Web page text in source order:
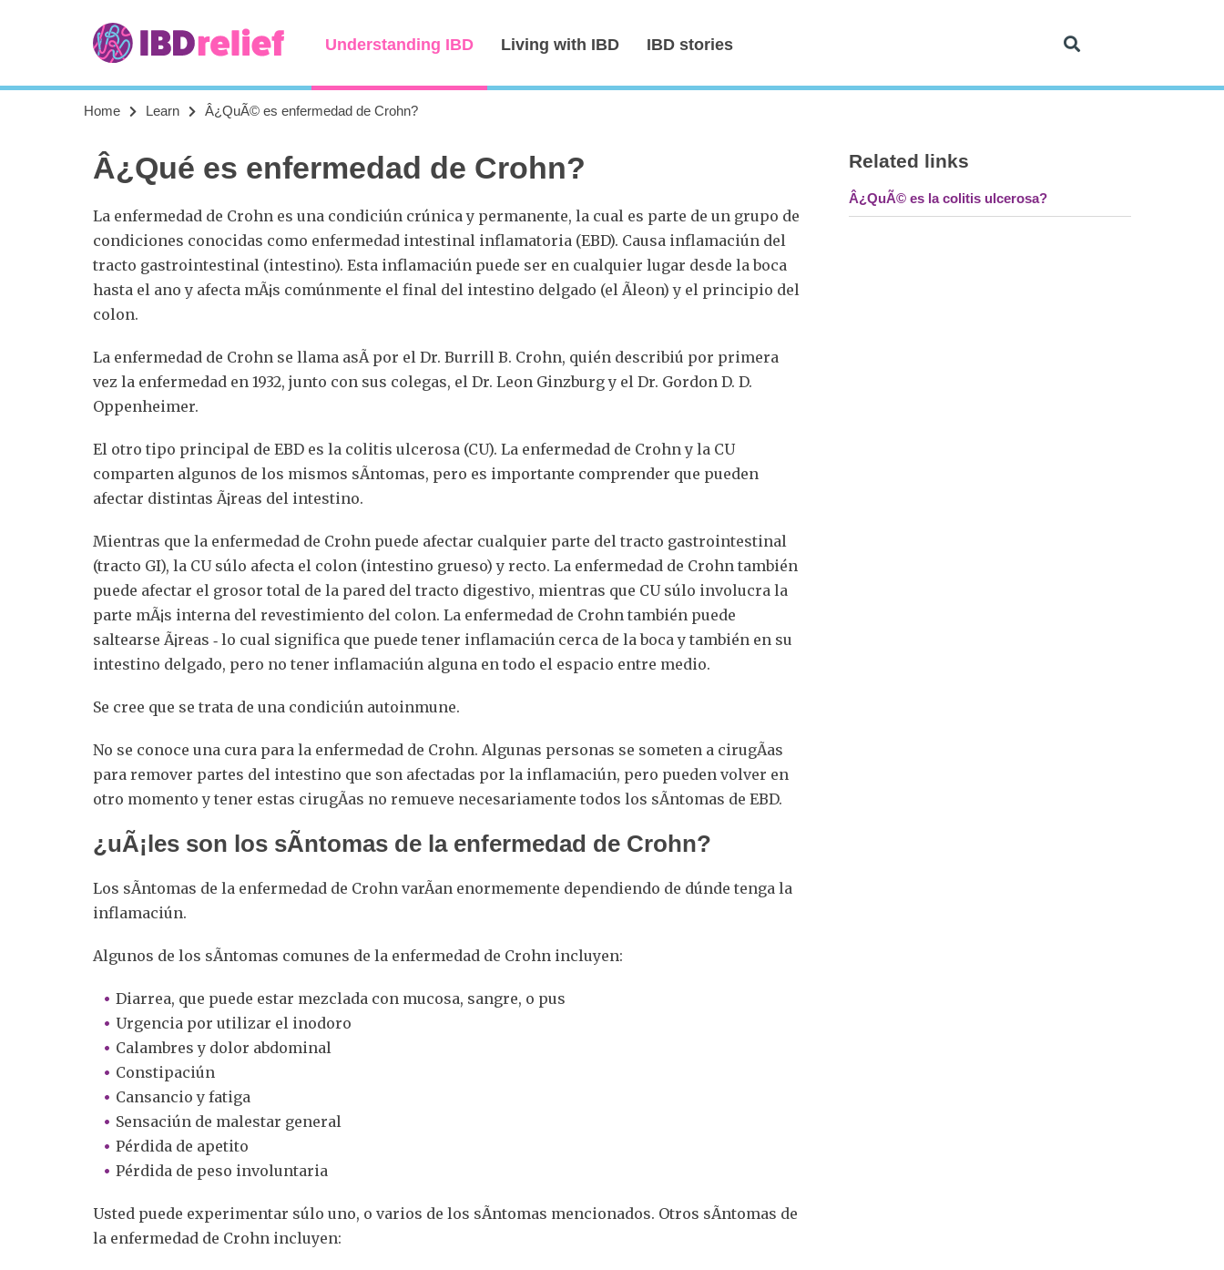
Understanding IBD Living with IBD IBD stories
Home Learn Â¿QuÃ© es enfermedad de Crohn?
Â¿Qué es enfermedad de Crohn?
La enfermedad de Crohn es una condiciún crúnica y permanente, la cual es parte de un grupo de
condiciones conocidas como enfermedad intestinal inflamatoria (EBD). Causa inflamaciún del
tracto gastrointestinal (intestino). Esta inflamaciún puede ser en cualquier lugar desde la boca
hasta el ano y afecta mÃ¡s comúnmente el final del intestino delgado (el Ã­leon) y el principio del
colon.
La enfermedad de Crohn se llama asÃ­ por el Dr. Burrill B. Crohn, quién describiú por primera
vez la enfermedad en 1932, junto con sus colegas, el Dr. Leon Ginzburg y el Dr. Gordon D. D.
Oppenheimer.
El otro tipo principal de EBD es la colitis ulcerosa (CU). La enfermedad de Crohn y la CU
comparten algunos de los mismos sÃ­ntomas, pero es importante comprender que pueden
afectar distintas Ã¡reas del intestino.
Mientras que la enfermedad de Crohn puede afectar cualquier parte del tracto gastrointestinal
(tracto GI), la CU súlo afecta el colon (intestino grueso) y recto. La enfermedad de Crohn también
puede afectar el grosor total de la pared del tracto digestivo, mientras que CU súlo involucra la
parte mÃ¡s interna del revestimiento del colon. La enfermedad de Crohn también puede
saltearse Ã¡reas ‐ lo cual significa que puede tener inflamaciún cerca de la boca y también en su
intestino delgado, pero no tener inflamaciún alguna en todo el espacio entre medio.
Se cree que se trata de una condiciún autoinmune.
No se conoce una cura para la enfermedad de Crohn. Algunas personas se someten a cirugÃ­as
para remover partes del intestino que son afectadas por la inflamaciún, pero pueden volver en
otro momento y tener estas cirugÃ­as no remueve necesariamente todos los sÃ­ntomas de EBD.
¿uÃ¡les son los sÃ­ntomas de la enfermedad de Crohn?
Los sÃ­ntomas de la enfermedad de Crohn varÃ­an enormemente dependiendo de dúnde tenga la
inflamaciún.
Algunos de los sÃ­ntomas comunes de la enfermedad de Crohn incluyen:
Diarrea, que puede estar mezclada con mucosa, sangre, o pus
Urgencia por utilizar el inodoro
Calambres y dolor abdominal
Constipaciún
Cansancio y fatiga
Sensaciún de malestar general
Pérdida de apetito
Pérdida de peso involuntaria
Usted puede experimentar súlo uno, o varios de los sÃ­ntomas mencionados. Otros sÃ­ntomas de
la enfermedad de Crohn incluyen:
Related links
Â¿QuÃ© es la colitis ulcerosa?